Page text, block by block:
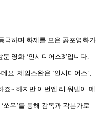
극하며 화제를 모은 공포영화가
둔 영화 ‘인시디어스3’입니다
요 제임스완은 ‘인시디어스’,
죠~ 하지만 이번엔 리 워넬이 메
‘쏘우’를 통해 감독과 각본가로